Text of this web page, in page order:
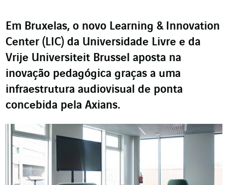
Em Bruxelas, o novo Learning & Innovation
Center (LIC) da Universidade Livre e da
Vrije Universiteit Brussel aposta na
inovação pedagógica graças a uma
infraestrutura audiovisual de ponta
concebida pela Axians.